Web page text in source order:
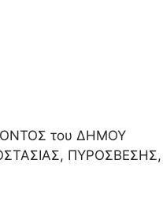
του ΔΗΜΟΥ
ΠΥΡΟΣΒΕΣΗΣ,